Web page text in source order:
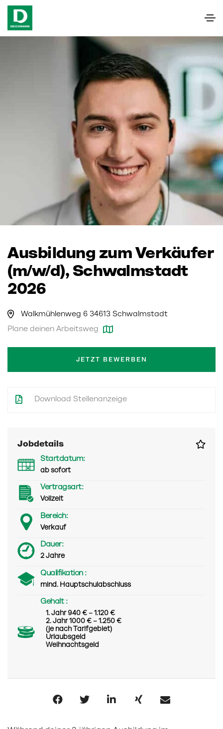
Ausbildung zum Verkäufer
(m/w/d), Schwalmstadt
2026
Walkmühlenweg 6 34613 Schwalmstadt
Plane deinen Arbeitsweg
JETZT BEWERBEN
Download Stellenanzeige
Jobdetails
Startdatum:
ab sofort
Vertragsart:
Vollzeit
Bereich:
Verkauf
Dauer:
2 Jahre
Qualifikation :
mind. Hauptschulabschluss
Gehalt :
1. Jahr 940 € – 1.120 €
2. Jahr 1000 € – 1.250 €
(je nach Tarifgebiet)
Urlaubsgeld
Weihnachtsgeld